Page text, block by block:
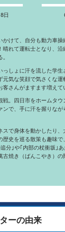
日
かけて、自分も動力車
晴れて運転士となり、
っしょに汗を流した学
元気な笑顔で気さくな
さんがますます増えて
戦。四日市をホームタ
ンで、手に汗を握りな
スで身体を動かしたり
歴史を巡る散策も趣味
分｣や｢内部の杖衝坂｣
古焼き（ばんこやき）
ーの由来